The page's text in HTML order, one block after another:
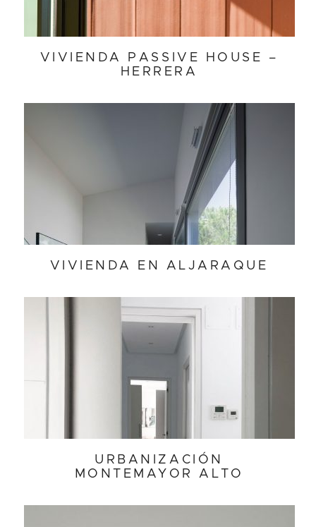
VIVIENDA PASSIVE HOUSE –
HERRERA
VIVIENDA EN ALJARAQUE
URBANIZACIÓN
MONTEMAYOR ALTO